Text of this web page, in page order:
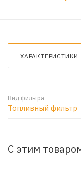
ХАРАКТЕРИСТИКИ
Вид фильтра
Топливный фильтр
С этим